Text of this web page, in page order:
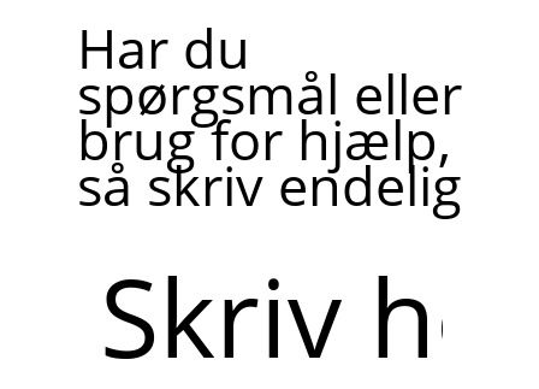
Har du
spørgsmål eller
brug for hjælp,
så skriv endelig
her